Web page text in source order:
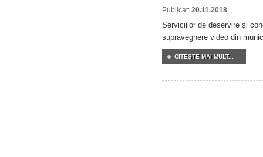
Publicat: 20.11.2018
Serviciilor de deservire și
supraveghere video din
CITEŞTE MAI MULT...